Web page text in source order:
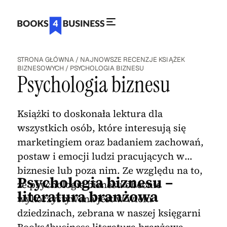
STRONA GŁÓWNA / NAJNOWSZE RECENZJE KSIĄŻEK
BIZNESOWYCH / PSYCHOLOGIA BIZNESU
Psychologia biznesu
Książki to doskonała lektura dla
wszystkich osób, które interesują się
marketingiem oraz badaniem zachowań,
postaw i emocji ludzi pracujących w
biznesie lub poza nim. Ze względu na to,
że psychologia biznesu obecnie
wykorzystywana jest w wielu
dziedzinach, zebrana w naszej księgarni
Psychologia biznesu –
literatura branżowa